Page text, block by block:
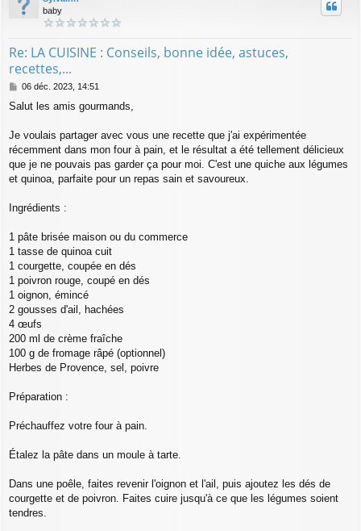
baby
Re: LA CUISINE : Conseils, bonne idée, astuces,
recettes,...
M
s
a
g
06 déc. 2023, 14:51
Salut les amis gourmands,
Je voulais partager avec vous une recette que j'ai expérimentée
récemment dans mon four à pain, et le résultat a été tellement délicieux
que je ne pouvais pas garder ça pour moi. C'est une quiche aux légumes
et quinoa, parfaite pour un repas sain et savoureux.
Ingrédients :
1 pâte brisée maison ou du commerce
1 tasse de quinoa cuit
1 courgette, coupée en dés
1 poivron rouge, coupé en dés
1 oignon, émincé
2 gousses d'ail, hachées
4 œufs
200 ml de crème fraîche
100 g de fromage râpé (optionnel)
Herbes de Provence, sel, poivre
Préparation :
Préchauffez votre four à pain.
Étalez la pâte dans un moule à tarte.
Dans une poêle, faites revenir l'oignon et l'ail, puis ajoutez les dés de
courgette et de poivron. Faites cuire jusqu'à ce que les légumes soient
tendres.